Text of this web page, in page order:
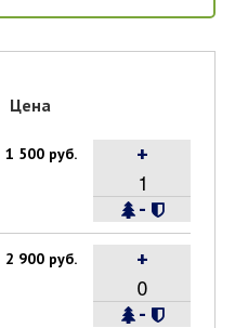
Цена
1 500 руб.
-
+
2 900 руб.
-
+